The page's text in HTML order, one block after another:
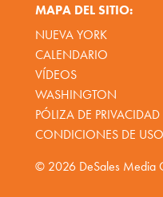
MAPA DEL SITIO:
NUEVA YORK
CALENDARIO
VÍDEOS
WASHINGTON
PÓLIZA DE PRIVACIDAD
CONDICIONES DE USO
© 2026 DeSales Media